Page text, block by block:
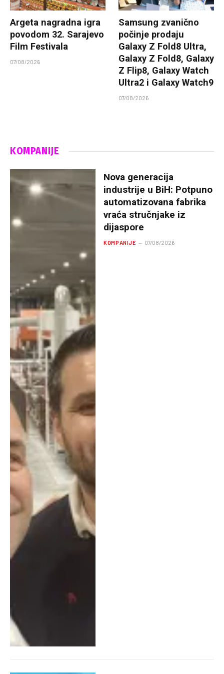
Argeta nagradna igra
povodom 32. Sarajevo
Film Festivala
07/08/2026
Samsung zvanično
počinje prodaju
Galaxy Z Fold8 Ultra,
Galaxy Z Fold8, Galaxy
Z Flip8, Galaxy Watch
Ultra2 i Galaxy Watch9
07/08/2026
KOMPANIJE
Nova generacija
industrije u BiH: Potpuno
automatizovana fabrika
vraća stručnjake iz
dijaspore
KOMPANIJE 07/08/2026